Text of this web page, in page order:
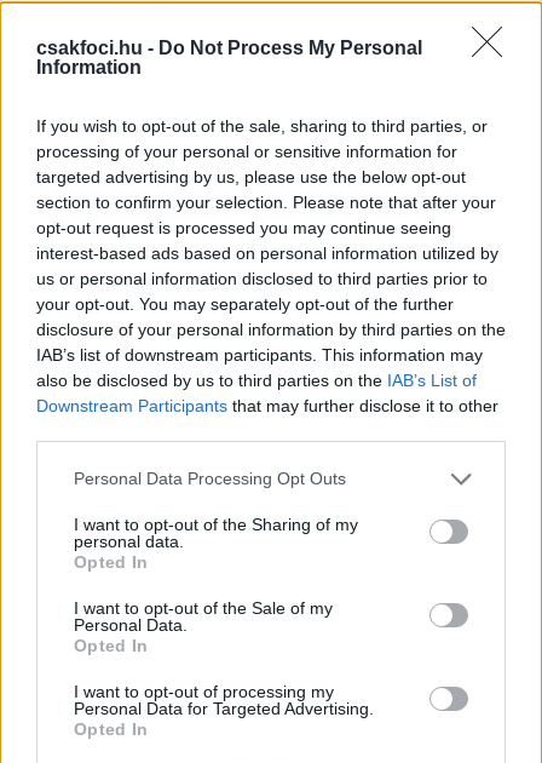
csakfoci.hu - Do Not Process My Personal
Information
If you wish to opt-out of the sale, sharing to third parties, or
processing of your personal or sensitive information for
targeted advertising by us, please use the below opt-out
section to confirm your selection. Please note that after your
opt-out request is processed you may continue seeing
interest-based ads based on personal information utilized by
us or personal information disclosed to third parties prior to
your opt-out. You may separately opt-out of the further
disclosure of your personal information by third parties on the
IAB’s list of downstream participants. This information may
also be disclosed by us to third parties on the IAB’s List of
Downstream Participants that may further disclose it to other
Please note that this website/app uses one or more Google
not limited to your visit or usage behaviour. You may click to
grant or deny consent to Google and its third-party tags to
use your data for below specified purposes in below Google
consent section.
Personal Data Processing Opt Outs
I want to opt-out of the Sharing of my
personal data.
Opted In
I want to opt-out of the Sale of my
Personal Data.
Opted In
I want to opt-out of processing my
Personal Data for Targeted Advertising.
Opted In
Kubatov ismert idézettel reagált a
Fradi 25. kupagyőzelme után
MAGYAR KUPA
Magyar Kupa: Drámai végjáték a
döntőben, a Fradi egy góllal bizonyult
jobbnak a ZTE-nél - videó
MAGYAR KUPA
Magyar Kupa-döntő: Ferencváros-ZTE
(1-0) - percről percre
MAGYAR KUPA
a kezdők - itt a névsor
olvasók megmondták, ki nyeri a finálét